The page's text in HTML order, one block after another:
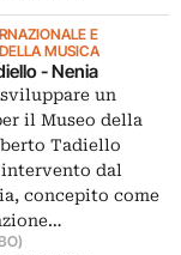
E
MUSICA
- Nenia
un
il Museo della
Tadiello
dal
concepito come